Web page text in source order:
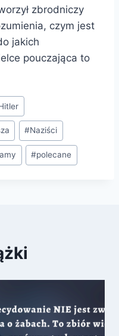
zbrodniczy
czym jest
jakich
pouczająca to
#Naziści
#polecane